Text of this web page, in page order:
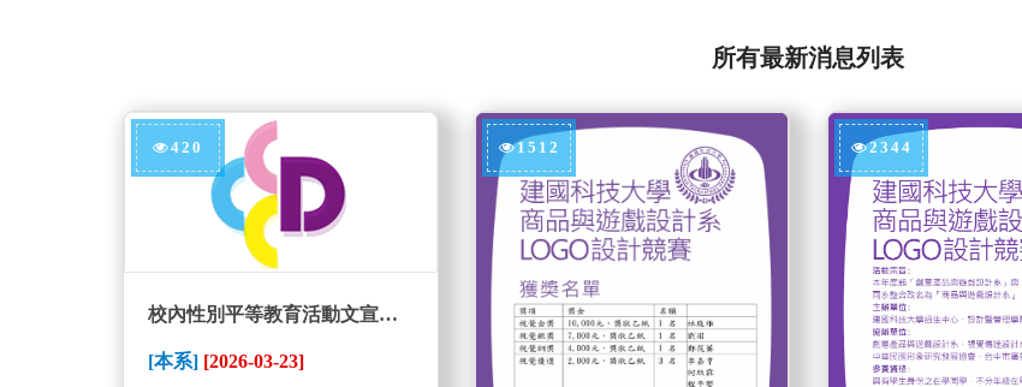
所有最新消息列表
420
校內性別平等教育活動文宣設計競賽
[本系] [2026-03-23]
1512 2344